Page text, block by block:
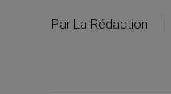
Par La Rédaction